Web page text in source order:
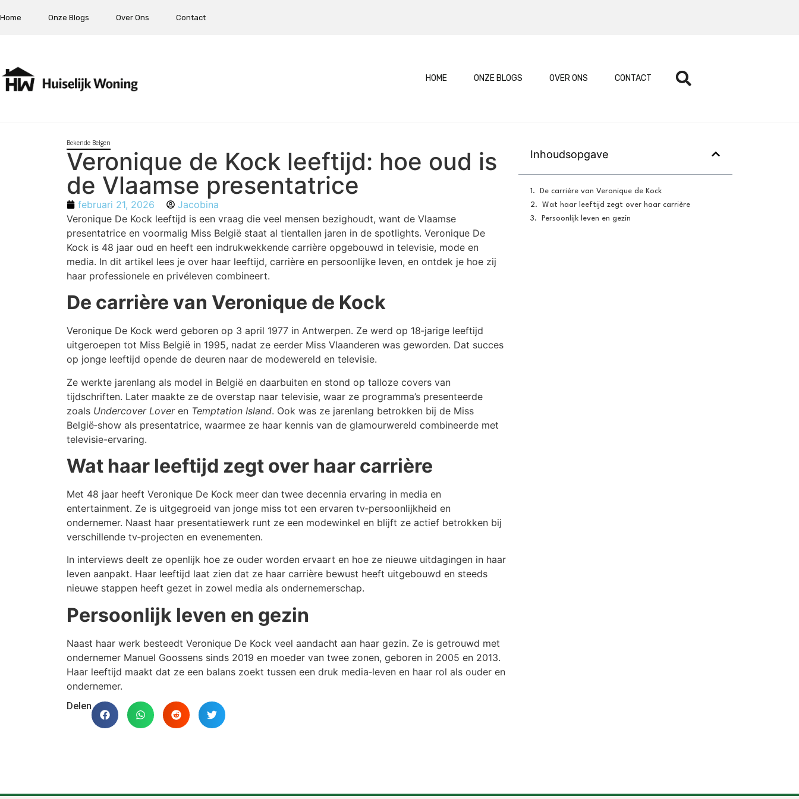
Home Onze Blogs Over Ons Contact
HOME ONZE BLOGS OVER ONS CONTACT
Bekende Belgen
Veronique de Kock leeftijd: hoe oud is
de Vlaamse presentatrice
februari 21, 2026
Jacobina
Veronique De Kock leeftijd is een vraag die veel mensen bezighoudt, want de Vlaamse
presentatrice en voormalig Miss België staat al tientallen jaren in de spotlights. Veronique De
Kock is 48 jaar oud en heeft een indrukwekkende carrière opgebouwd in televisie, mode en
media. In dit artikel lees je over haar leeftijd, carrière en persoonlijke leven, en ontdek je hoe zij
haar professionele en privéleven combineert.
De carrière van Veronique de Kock
Veronique De Kock werd geboren op 3 april 1977 in Antwerpen. Ze werd op 18‑jarige leeftijd
uitgeroepen tot Miss België in 1995, nadat ze eerder Miss Vlaanderen was geworden. Dat succes
op jonge leeftijd opende de deuren naar de modewereld en televisie.
Ze werkte jarenlang als model in België en daarbuiten en stond op talloze covers van
tijdschriften. Later maakte ze de overstap naar televisie, waar ze programma’s presenteerde
zoals Undercover Loveren Temptation Island. Ook was ze jarenlang betrokken bij de Miss
België‑show als presentatrice, waarmee ze haar kennis van de glamourwereld combineerde met
televisie-ervaring.
Wat haar leeftijd zegt over haar carrière
Met 48 jaar heeft Veronique De Kock meer dan twee decennia ervaring in media en
entertainment. Ze is uitgegroeid van jonge miss tot een ervaren tv‑persoonlijkheid en
ondernemer. Naast haar presentatiewerk runt ze een modewinkel en blijft ze actief betrokken bij
verschillende tv‑projecten en evenementen.
In interviews deelt ze openlijk hoe ze ouder worden ervaart en hoe ze nieuwe uitdagingen in haar
leven aanpakt. Haar leeftijd laat zien dat ze haar carrière bewust heeft uitgebouwd en steeds
nieuwe stappen heeft gezet in zowel media als ondernemerschap.
Persoonlijk leven en gezin
Naast haar werk besteedt Veronique De Kock veel aandacht aan haar gezin. Ze is getrouwd met
ondernemer Manuel Goossens sinds 2019 en moeder van twee zonen, geboren in 2005 en 2013.
Haar leeftijd maakt dat ze een balans zoekt tussen een druk media‑leven en haar rol als ouder en
ondernemer.
Delen
Inhoudsopgave
De carrière van Veronique de Kock
Wat haar leeftijd zegt over haar carrière
Persoonlijk leven en gezin